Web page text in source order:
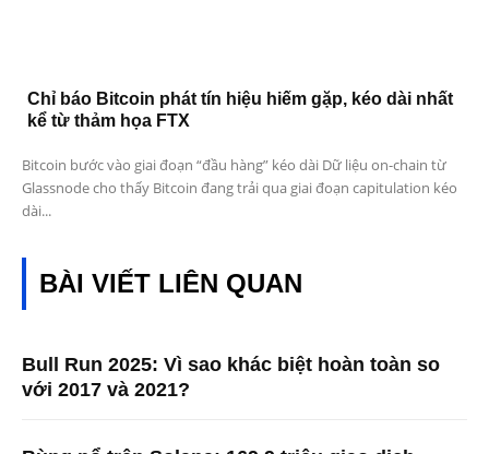
Chỉ báo Bitcoin phát tín hiệu hiếm gặp, kéo dài nhất
kể từ thảm họa FTX
Bitcoin bước vào giai đoạn “đầu hàng” kéo dài Dữ liệu on-chain từ
Glassnode cho thấy Bitcoin đang trải qua giai đoạn capitulation kéo
dài...
BÀI VIẾT LIÊN QUAN
Bull Run 2025: Vì sao khác biệt hoàn toàn so
với 2017 và 2021?